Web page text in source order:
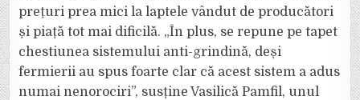
prețuri prea mici la laptele vândut de producători
și piață tot mai dificilă. „În plus, se repune pe tapet
chestiunea sistemului anti-grindină, deși
fermierii au spus foarte clar că acest sistem a adus
numai nenorociri”, susține Vasilică Pamfil, unul